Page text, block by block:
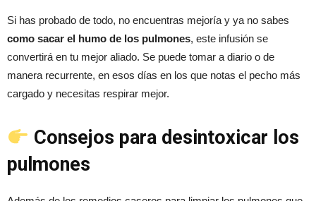
Si has probado de todo, no encuentras mejoría y ya no sabes
como sacar el humo de los pulmones, este infusión se
convertirá en tu mejor aliado. Se puede tomar a diario o de
manera recurrente, en esos días en los que notas el pecho más
cargado y necesitas respirar mejor.
Consejos para desintoxicar los
pulmones